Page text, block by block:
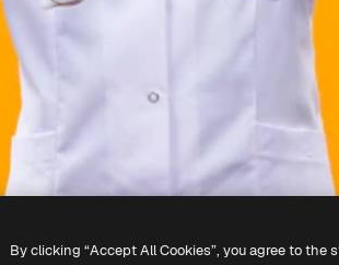
By clicking “Accept All Cookies”, you agree to